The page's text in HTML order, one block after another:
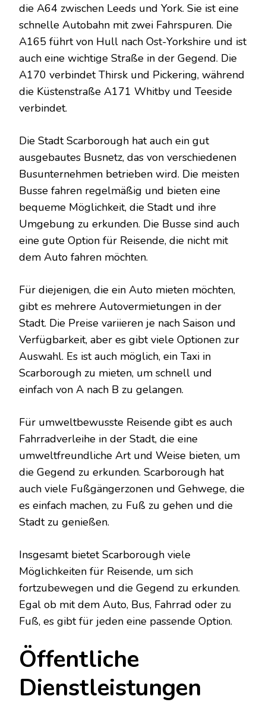
die A64 zwischen Leeds und York. Sie ist eine
schnelle Autobahn mit zwei Fahrspuren. Die
A165 führt von Hull nach Ost-Yorkshire und ist
auch eine wichtige Straße in der Gegend. Die
A170 verbindet Thirsk und Pickering, während
die Küstenstraße A171 Whitby und Teeside
verbindet.
Die Stadt Scarborough hat auch ein gut
ausgebautes Busnetz, das von verschiedenen
Busunternehmen betrieben wird. Die meisten
Busse fahren regelmäßig und bieten eine
bequeme Möglichkeit, die Stadt und ihre
Umgebung zu erkunden. Die Busse sind auch
eine gute Option für Reisende, die nicht mit
dem Auto fahren möchten.
Für diejenigen, die ein Auto mieten möchten,
gibt es mehrere Autovermietungen in der
Stadt. Die Preise variieren je nach Saison und
Verfügbarkeit, aber es gibt viele Optionen zur
Auswahl. Es ist auch möglich, ein Taxi in
Scarborough zu mieten, um schnell und
einfach von A nach B zu gelangen.
Für umweltbewusste Reisende gibt es auch
Fahrradverleihe in der Stadt, die eine
umweltfreundliche Art und Weise bieten, um
die Gegend zu erkunden. Scarborough hat
auch viele Fußgängerzonen und Gehwege, die
es einfach machen, zu Fuß zu gehen und die
Stadt zu genießen.
Insgesamt bietet Scarborough viele
Möglichkeiten für Reisende, um sich
fortzubewegen und die Gegend zu erkunden.
Egal ob mit dem Auto, Bus, Fahrrad oder zu
Fuß, es gibt für jeden eine passende Option.
Öffentliche
Dienstleistungen